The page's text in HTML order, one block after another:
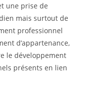
une prise de
mais surtout de
professionnel
d’appartenance,
le développement
présents en lien